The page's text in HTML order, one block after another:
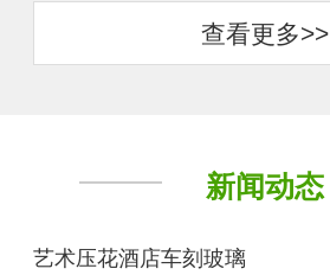
查看更多>>
新闻动态
艺术压花酒店车刻玻璃